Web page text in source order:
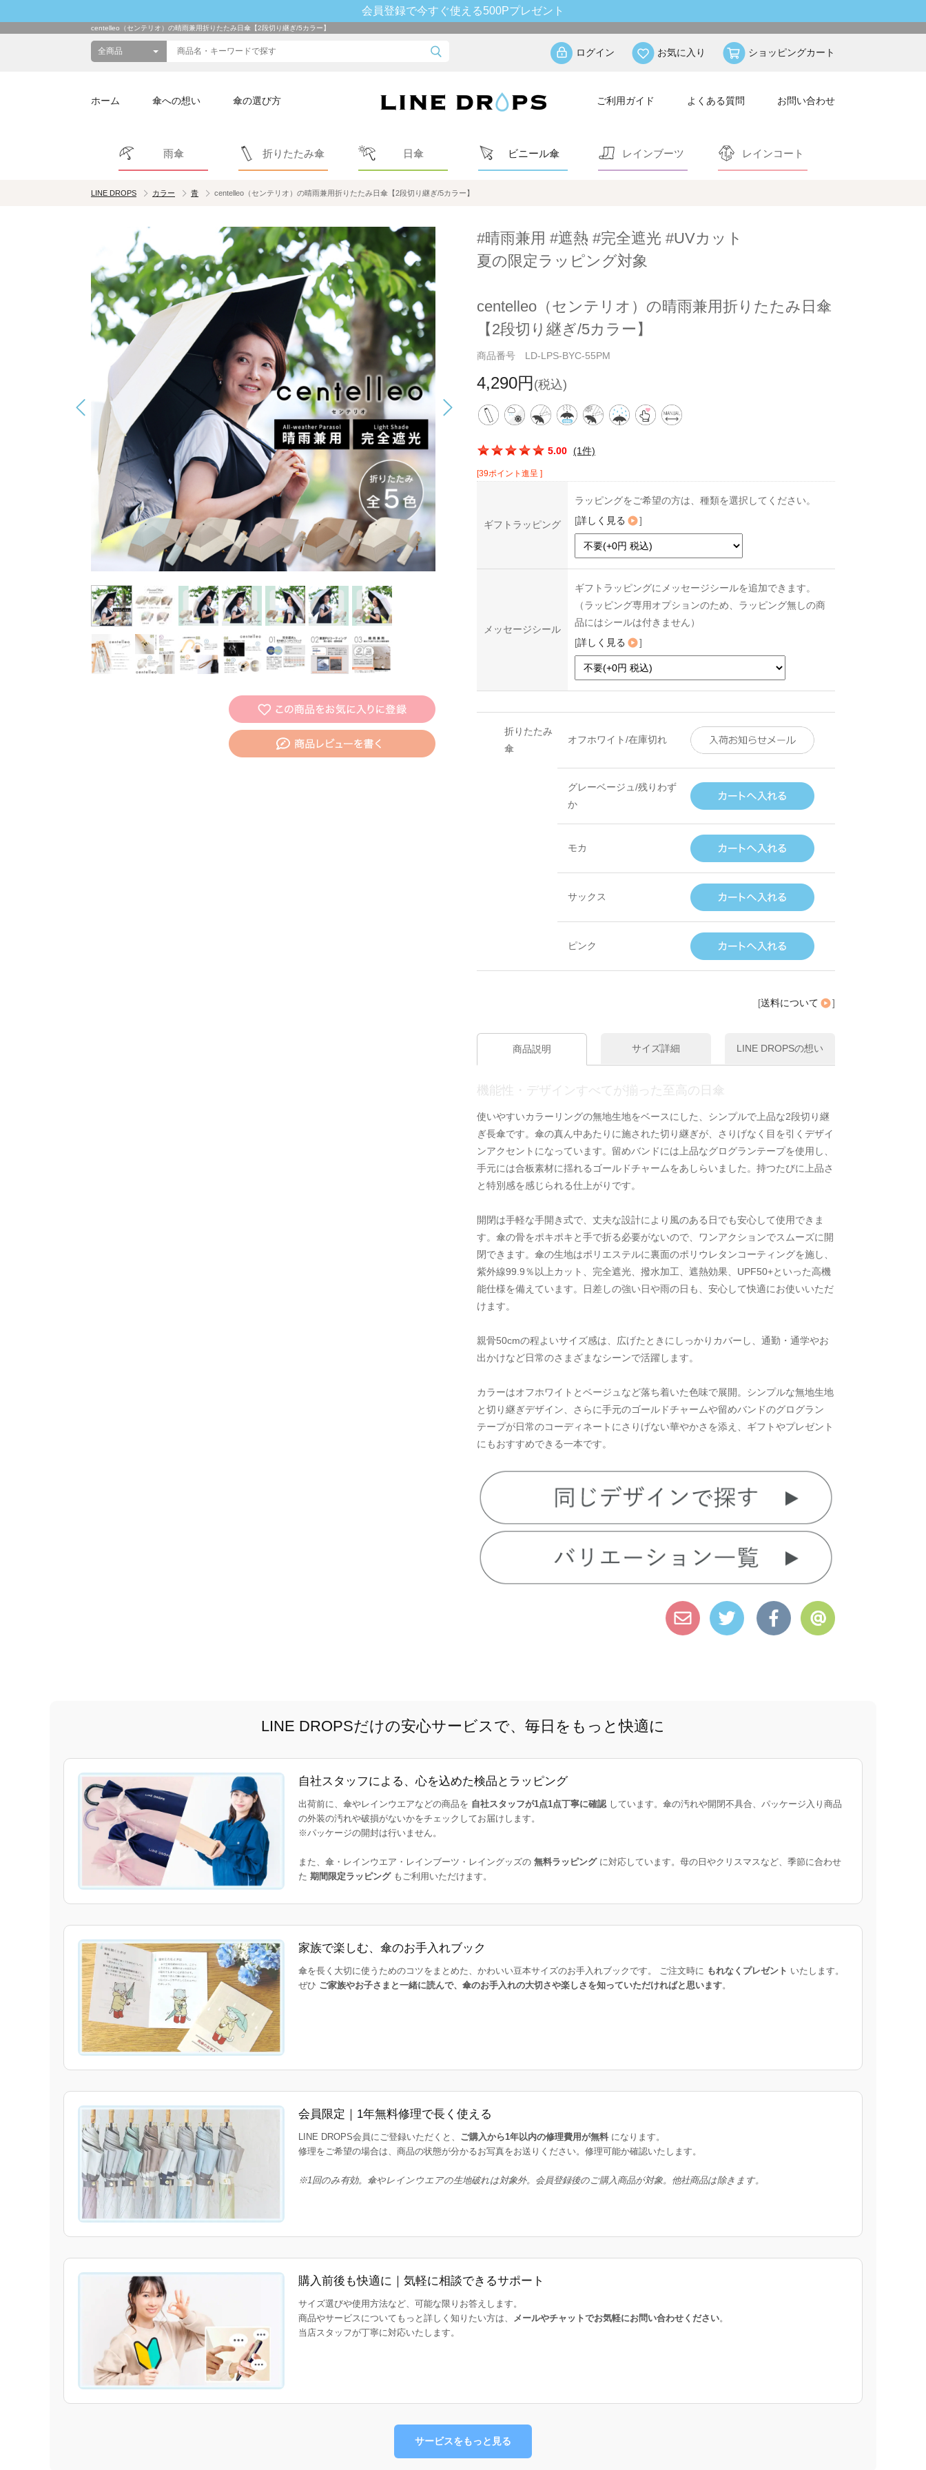
会員登録で今すぐ使える500Pプレゼント
centelleo（センテリオ）の晴雨兼用折りたたみ日傘【2段切り継ぎ/5カラー】
ログイン お気に入り ショッピングカート
ホーム 傘への想い 傘の選び方 ご利用ガイド よくある質問 お問い合わせ
雨傘 折りたたみ傘 日傘 ビニール傘 レインブーツ レインコート
LINE DROPS カラー 青 centelleo（センテリオ）の晴雨兼用折りたたみ日傘【2段切り継ぎ/5カラー】
#晴雨兼用 #遮熱 #完全遮光 #UVカット
夏の限定ラッピング対象
centelleo（センテリオ）の晴雨兼用折りたたみ日傘
【2段切り継ぎ/5カラー】
商品番号 LD-LPS-BYC-55PM
4,290円 (税込)
この商品の平均評価： 5.00 (1件)
[39ポイント進呈 ]
ギフトラッピング
ラッピングをご希望の方は、種類を選択してください。
[詳しく見る ]
メッセージシール
ギフトラッピングにメッセージシールを追加できます。
（ラッピング専用オプションのため、ラッピング無しの商
品にはシールは付きません）
[詳しく見る ]
折りたたみ
傘
オフホワイト/在庫切れ
グレーベージュ/残りわず
か
モカ
サックス
ピンク
[送料について ]
商品説明 サイズ詳細 LINE DROPSの想い
機能性・デザインすべてが揃った至高の日傘
使いやすいカラーリングの無地生地をベースにした、シンプルで上品な2段切り継
ぎ長傘です。傘の真ん中あたりに施された切り継ぎが、さりげなく目を引くデザイ
ンアクセントになっています。留めバンドには上品なグログランテープを使用し、
手元には合板素材に揺れるゴールドチャームをあしらいました。持つたびに上品さ
と特別感を感じられる仕上がりです。
開閉は手軽な手開き式で、丈夫な設計により風のある日でも安心して使用できま
す。傘の骨をポキポキと手で折る必要がないので、ワンアクションでスムーズに開
閉できます。傘の生地はポリエステルに裏面のポリウレタンコーティングを施し、
紫外線99.9％以上カット、完全遮光、撥水加工、遮熱効果、UPF50+といった高機
能仕様を備えています。日差しの強い日や雨の日も、安心して快適にお使いいただ
けます。
親骨50cmの程よいサイズ感は、広げたときにしっかりカバーし、通勤・通学やお
出かけなど日常のさまざまなシーンで活躍します。
カラーはオフホワイトとベージュなど落ち着いた色味で展開。シンプルな無地生地
と切り継ぎデザイン、さらに手元のゴールドチャームや留めバンドのグログラン
テープが日常のコーディネートにさりげない華やかさを添え、ギフトやプレゼント
にもおすすめできる一本です。
LINE DROPSだけの安心サービスで、毎日をもっと快適に
自社スタッフによる、心を込めた検品とラッピング
出荷前に、傘やレインウエアなどの商品を 自社スタッフが1点1点丁寧に確認しています。傘の汚れや開閉不具合、パッケージ入り商品
の外装の汚れや破損がないかをチェックしてお届けします。
※パッケージの開封は行いません。
また、傘・レインウエア・レインブーツ・レイングッズの 無料ラッピングに対応しています。母の日やクリスマスなど、季節に合わせ
た 期間限定ラッピングもご利用いただけます。
家族で楽しむ、傘のお手入れブック
傘を長く大切に使うためのコツをまとめた、かわいい豆本サイズのお手入れブックです。 ご注文時に もれなくプレゼント いたします。
ぜひ ご家族やお子さまと一緒に読んで、傘のお手入れの大切さや楽しさを知っていただければと思います。
会員限定｜1年無料修理で長く使える
LINE DROPS会員にご登録いただくと、 ご購入から1年以内の修理費用が無料になります。
修理をご希望の場合は、商品の状態が分かるお写真をお送りください。修理可能か確認いたします。
※1回のみ有効。傘やレインウエアの生地破れは対象外。会員登録後のご購入商品が対象。他社商品は除きます。
購入前後も快適に｜気軽に相談できるサポート
サイズ選びや使用方法など、可能な限りお答えします。
商品やサービスについてもっと詳しく知りたい方は、 メールやチャットでお気軽にお問い合わせください。
当店スタッフが丁寧に対応いたします。
サービスをもっと見る